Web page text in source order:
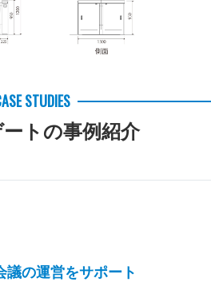
STUDIES
トの事例紹介
議の運営をサポート